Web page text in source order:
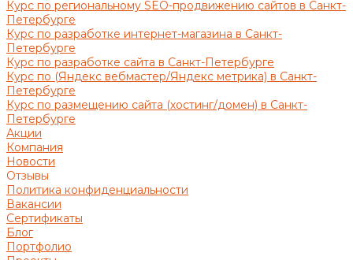
Курс по региональному SEO-продвижению сайтов в Санкт-
Петербурге
Курс по разработке интернет-магазина в Санкт-
Петербурге
Курс по разработке сайта в Санкт-Петербурге
Курс по (Яндекс вебмастер/Яндекс метрика) в Санкт-
Петербурге
Курс по размещению сайта (хостинг/домен) в Санкт-
Петербурге
Акции
Компания
Новости
Отзывы
Политика конфиденциальности
Вакансии
Сертификаты
Блог
Портфолио